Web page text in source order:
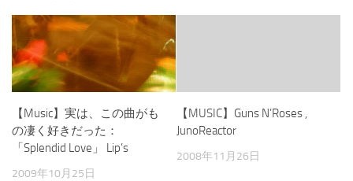
【Music】実は、この曲がも
の凄く好きだった：
「Splendid Love」 Lip’s
2009年10月25日
【MUSIC】Guns N’Roses ,
JunoReactor
2008年11月26日